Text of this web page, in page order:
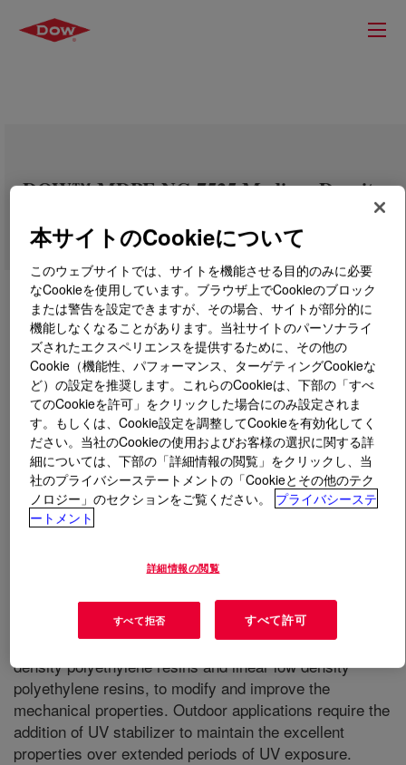
DOW™ MDPE NG 7525 Medium Density
とはDOW™ MDPE NG 7525 Medium Density
Polyethylene Resin?
MDPE NG 7525 is a Medium Density Polyethylene Resin
produced in the UNIPOL™ Process. This resin is
recommended to be used in thin-wall micro-irrigation
tape application and profile extrusion application. Resin
exhibits good draw down characteristics producing tapes
with a reliable balance of extrusion and stiffness. It can
also be used as a component in mixtures with low
density polyethylene resins and linear low density
polyethylene resins, to modify and improve the
mechanical properties. Outdoor applications require the
addition of UV stabilizer to maintain the excellent
properties over extended periods of UV exposure.
本サイトのCookieについて
このウェブサイトでは、サイトを機能させる目的のみに必要
なCookieを使用しています。ブラウザ上でCookieのブロック
または警告を設定できますが、その場合、サイトが部分的に
機能しなくなることがあります。当社サイトのパーソナライ
ズされたエクスペリエンスを提供するために、その他の
Cookie（機能性、パフォーマンス、ターゲティングCookieな
ど）の設定を推奨します。これらのCookieは、下部の「すべ
てのCookieを許可」をクリックした場合にのみ設定されま
す。もしくは、Cookie設定を調整してCookieを有効化してく
ださい。当社のCookieの使用およびお客様の選択に関する詳
細については、下部の「詳細情報の閲覧」をクリックし、当
社のプライバシーステートメントの「Cookieとその他のテク
ノロジー」のセクションをご覧ください。
プライバシーステ
ートメント
詳細情報の閲覧
すべて拒否 すべて許可